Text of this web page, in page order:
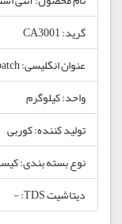
گرید: CA3001
عنوان انگلیسی: Antistatic Masterbatch
واحد: کیلوگرم
تولید کننده: کوربی
نوع بسته بندی: کیسه 25
دیتاشیت TDS: -